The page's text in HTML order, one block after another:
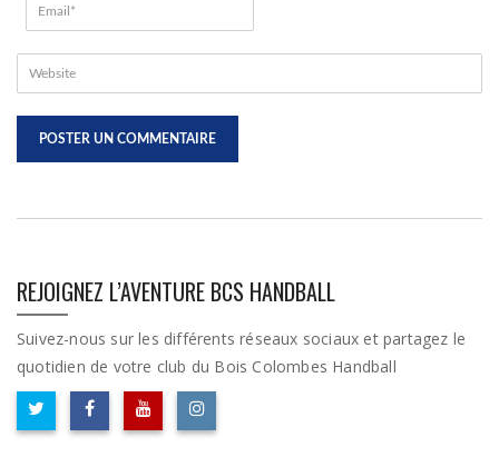
REJOIGNEZ L’AVENTURE BCS HANDBALL
Suivez-nous sur les différents réseaux sociaux et partagez le
quotidien de votre club du Bois Colombes Handball